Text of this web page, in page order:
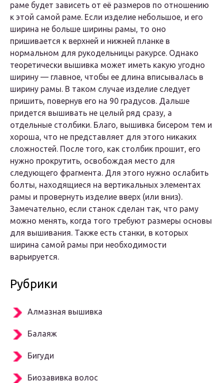
раме будет зависеть от её размеров по отношению
к этой самой раме. Если изделие небольшое, и его
ширина не больше ширины рамы, то оно
пришивается к верхней и нижней планке в
нормальном для рукодельницы ракурсе. Однако
теоретически вышивка может иметь какую угодно
ширину — главное, чтобы ее длина вписывалась в
ширину рамы. В таком случае изделие следует
пришить, повернув его на 90 градусов. Дальше
придется вышивать не целый ряд сразу, а
отдельные столбики. Благо, вышивка бисером тем и
хороша, что не представляет для этого никаких
сложностей. После того, как столбик прошит, его
нужно прокрутить, освобождая место для
следующего фрагмента. Для этого нужно ослабить
болты, находящиеся на вертикальных элементах
рамы и провернуть изделие вверх (или вниз).
Замечательно, если станок сделан так, что раму
можно менять, когда того требуют размеры основы
для вышивания. Также есть станки, в которых
ширина самой рамы при необходимости
варьируется.
Рубрики
Алмазная вышивка
Балаяж
Бигуди
Биозавивка волос